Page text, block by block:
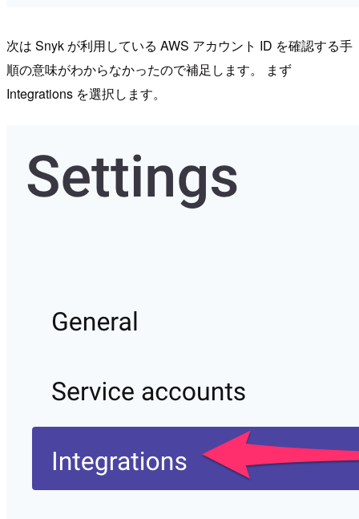
次は Snyk が利用している AWS アカウント ID を確認する手
順の意味がわからなかったので補足します。 まず
Integrations を選択します。